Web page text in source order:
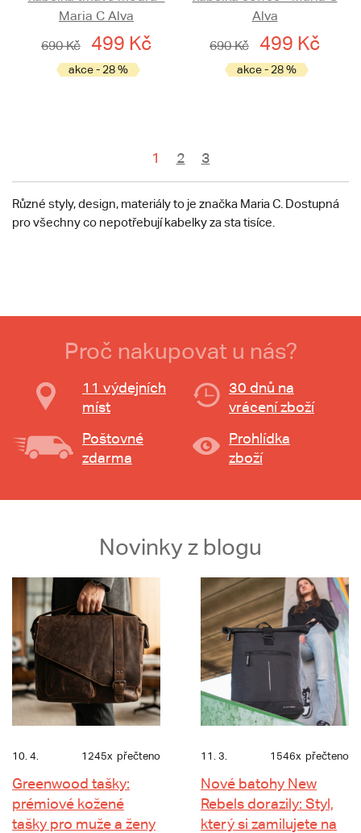
Maria C Alva
690 Kč
499 Kč
akce - 28 %
Alva
690 Kč
499 Kč
akce - 28 %
1 2 3
Různé styly, design, materiály to je značka Maria C. Dostupná
pro všechny co nepotřebují kabelky za sta tisíce.
Proč nakupovat u nás?
11 výdejních
míst
30 dnů na
vrácení zboží
Poštovné
zdarma
Prohlídka
zboží
Novinky z blogu
10. 4. 1245x přečteno
Greenwood tašky:
prémiové kožené
tašky pro muže a ženy
11. 3. 1546x přečteno
Nové batohy New
Rebels dorazily: Styl,
který si zamilujete na